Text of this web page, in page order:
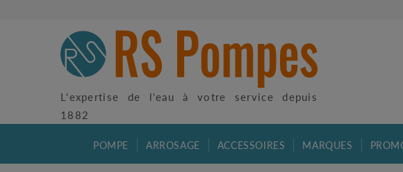
L'expertise de l'eau à votre service depuis
1882
POMPE ARROSAGE ACCESSOIRES MARQUES